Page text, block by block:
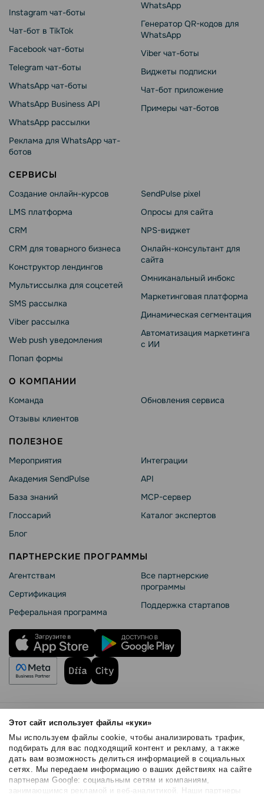
Этот сайт использует файлы «куки»
Мы используем файлы cookie, чтобы анализировать трафик,
подбирать для вас подходящий контент и рекламу, а также
дать вам возможность делиться информацией в социальных
сетях. Мы передаем информацию о ваших действиях на сайте
партнерам Google: социальным сетям и компаниям,
занимающимся рекламой и веб-аналитикой. Наши партнеры
Instagram чат-боты
Чат-бот в TikTok
Facebook чат-боты
Telegram чат-боты
WhatsApp чат-боты
WhatsApp Business API
WhatsApp рассылки
Реклама для WhatsApp чат-
ботов
WhatsApp
Генератор QR-кодов для
WhatsApp
Viber чат-боты
Виджеты подписки
Чат-бот приложение
Примеры чат-ботов
СЕРВИСЫ
Создание онлайн-курсов
LMS платформа
CRM
CRM для товарного бизнеса
Конструктор лендингов
Мультиссылка для соцсетей
SMS рассылка
Viber рассылка
Web push уведомления
Попап формы
SendPulse pixel
Опросы для сайта
NPS-виджет
Онлайн-консультант для
сайта
Омниканальный инбокс
Маркетинговая платформа
Динамическая сегментация
Автоматизация маркетинга
с ИИ
О КОМПАНИИ
Команда
Отзывы клиентов
Обновления сервиса
ПОЛЕЗНОЕ
Мероприятия
Академия SendPulse
База знаний
Глоссарий
Блог
Интеграции
API
MCP-сервер
Каталог экспертов
ПАРТНЕРСКИЕ ПРОГРАММЫ
Агентствам
Сертификация
Реферальная программа
Все партнерские
программы
Поддержка стартапов
Правила использования
Безопасность SendPulse
Политика конфиденциальности
Политика Cookies
© 2015 - 2026. ООО «СендПульс». Все права защищены.